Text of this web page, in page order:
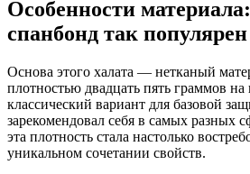
Особенности
спанбонд так популярен
Основа этого халата — нетканый
плотностью двадцать пять граммов
классический вариант для базовой
зарекомендовал себя в самых разных
эта плотность стала настолько
уникальном сочетании свойств.